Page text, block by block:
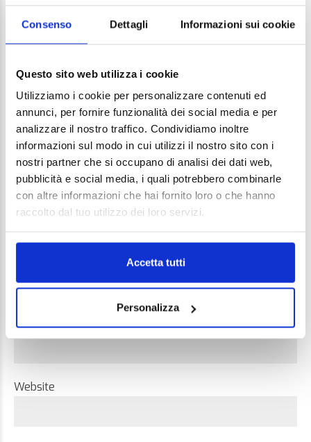
Consenso Dettagli Informazioni sui cookie
Questo sito web utilizza i cookie
Utilizziamo i cookie per personalizzare contenuti ed
annunci, per fornire funzionalità dei social media e per
analizzare il nostro traffico. Condividiamo inoltre
informazioni sul modo in cui utilizzi il nostro sito con i
nostri partner che si occupano di analisi dei dati web,
pubblicità e social media, i quali potrebbero combinarle
con altre informazioni che hai fornito loro o che hanno
raccolto dal tuo utilizzo dei loro servizi.
Accetta tutti
Personalizza
LEAVE A REPLY
fields are marked *
Comment
Email *
Website